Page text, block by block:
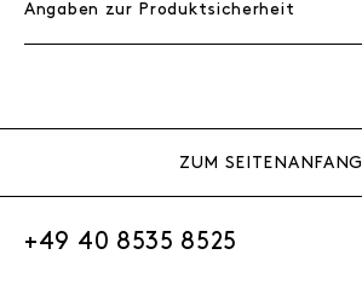
Angaben zur Produktsicherheit
ZUM SEITENANFANG
+49 40 8535 8525